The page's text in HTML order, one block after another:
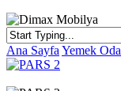
Close
Search
Ana Sayfa Yemek